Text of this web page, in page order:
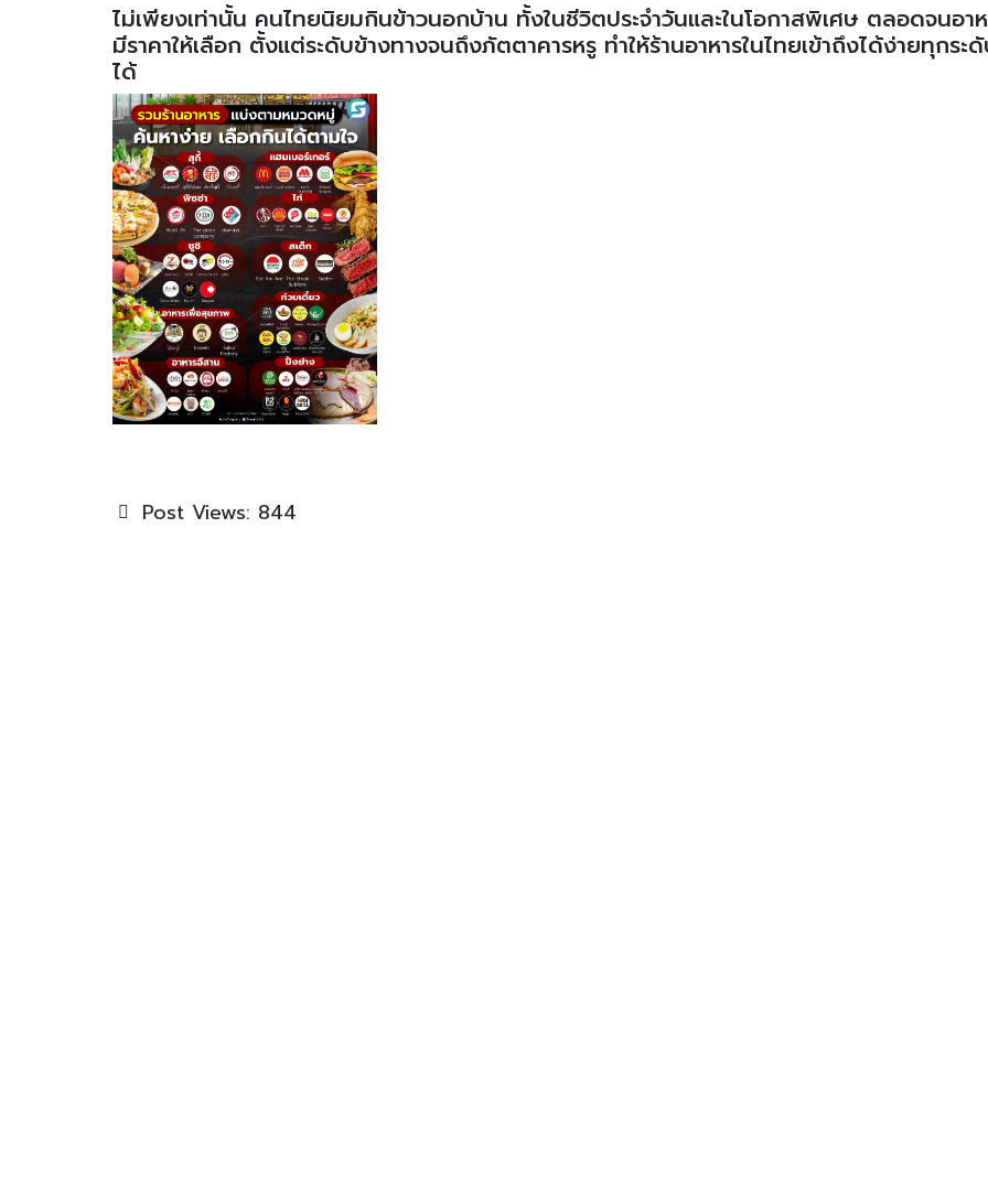
ไม่เพียงเท่านั้น คนไทยนิยมกินข้าวนอกบ้าน ทั้งในชีวิตประจำวันและในโอกาสพิเศษ ตลอดจนอา
มีราคาให้เลือก ตั้งแต่ระดับข้างทางจนถึงภัตตาคารหรู ทำให้ร้านอาหารในไทยเข้าถึงได้ง่ายทุกระ
ได้
Post Views: 844